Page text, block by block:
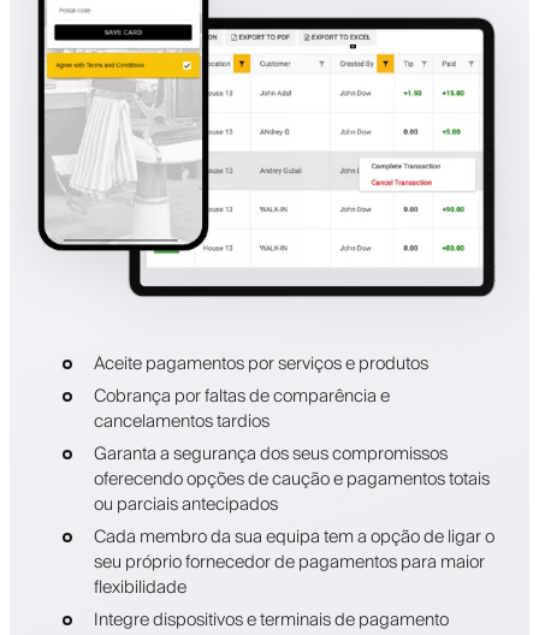
Aceite pagamentos por serviços e produtos
Cobrança por faltas de comparência e
cancelamentos tardios
Garanta a segurança dos seus compromissos
oferecendo opções de caução e pagamentos totais
ou parciais antecipados
Cada membro da sua equipa tem a opção de ligar o
seu próprio fornecedor de pagamentos para maior
flexibilidade
Integre dispositivos e terminais de pagamento